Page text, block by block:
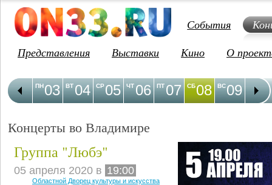
События
Представления
Выставки Кино О
03
ПН 04
ВТ 05
СР 06
ЧТ 07
ПТ 08
СБ 09
ВС 10
ПН
Концерты во Владимире
Группа "Любэ"
05 апреля 2020 в 19:00
Областной Дворец культуры и искусства